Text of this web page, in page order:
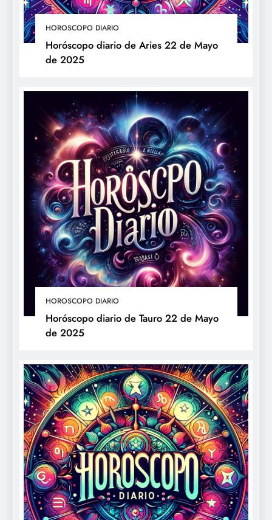
HOROSCOPO DIARIO
Horóscopo diario de Aries 22 de Mayo
de 2025
HOROSCOPO DIARIO
Horóscopo diario de Tauro 22 de Mayo
de 2025